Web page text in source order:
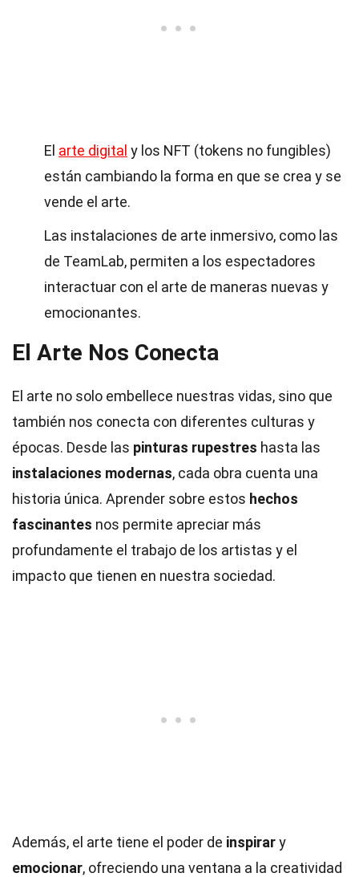
El arte digital y los NFT (tokens no fungibles)
están cambiando la forma en que se crea y se
vende el arte.
Las instalaciones de arte inmersivo, como las
de TeamLab, permiten a los espectadores
interactuar con el arte de maneras nuevas y
emocionantes.
El Arte Nos Conecta
El arte no solo embellece nuestras vidas, sino que
también nos conecta con diferentes culturas y
épocas. Desde las pinturas rupestres hasta las
instalaciones modernas, cada obra cuenta una
historia única. Aprender sobre estos hechos
fascinantes nos permite apreciar más
profundamente el trabajo de los artistas y el
impacto que tienen en nuestra sociedad.
Además, el arte tiene el poder de inspirary
emocionar, ofreciendo una ventana a la creatividad